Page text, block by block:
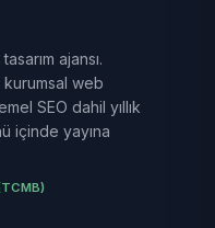
ajansı.
web
SEO dahil yıllık
içinde yayına